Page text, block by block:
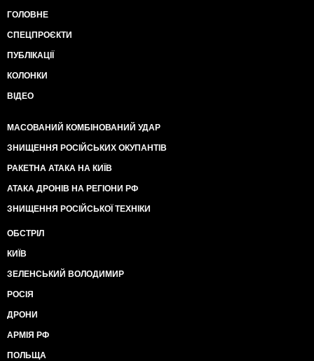
ГОЛОВНЕ
СПЕЦПРОЄКТИ
ПУБЛІКАЦІЇ
КОЛОНКИ
ВІДЕО
МАСОВАНИЙ КОМБІНОВАНИЙ УДАР
ЗНИЩЕННЯ РОСІЙСЬКИХ ОКУПАНТІВ
РАКЕТНА АТАКА НА КИЇВ
АТАКА ДРОНІВ НА РЕГІОНИ РФ
ЗНИЩЕННЯ РОСІЙСЬКОЇ ТЕХНІКИ
ОБСТРІЛ
КИЇВ
ЗЕЛЕНСЬКИЙ ВОЛОДИМИР
РОСІЯ
ДРОНИ
АРМІЯ РФ
ПОЛЬЩА